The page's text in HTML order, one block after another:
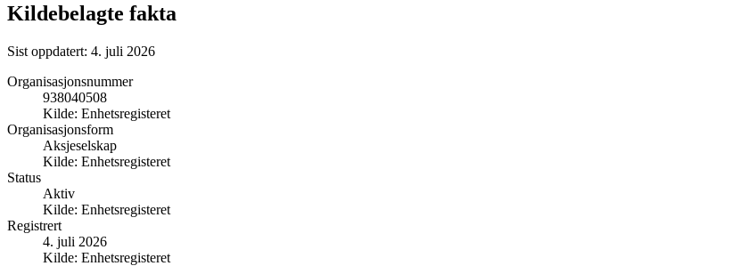
Kildebelagte fakta
Sist oppdatert: 4. juli 2026
Organisasjonsnummer
938040508
Kilde: Enhetsregisteret
Organisasjonsform
Aksjeselskap
Kilde: Enhetsregisteret
Status
Aktiv
Kilde: Enhetsregisteret
Registrert
4. juli 2026
Kilde: Enhetsregisteret